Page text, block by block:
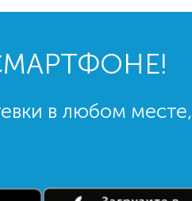
в любом месте,